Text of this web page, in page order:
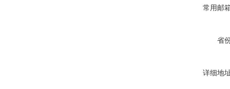
常用邮
省
详细地